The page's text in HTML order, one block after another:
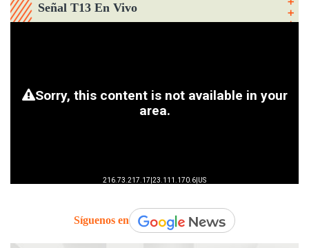
Señal T13 En Vivo
Síguenos en